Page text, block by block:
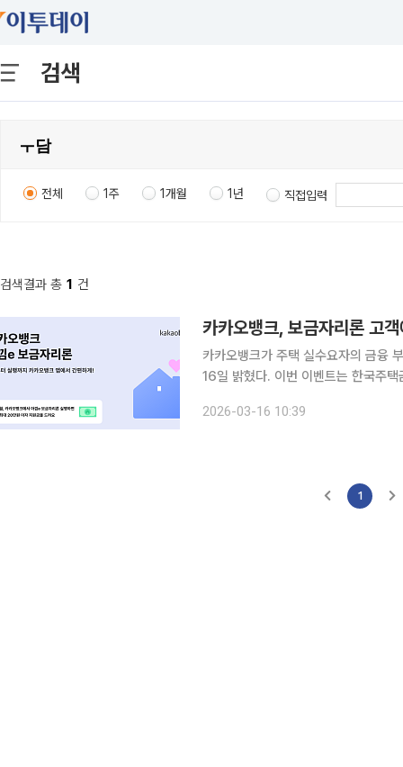
검색
전체 1주 1개월 1년 직접입력
검색결과 총 1 건
카카오뱅크, 보금자리론 고
카카오뱅크가 주택 실수요자의 금융
16일 밝혔다. 이번 이벤트는 한국주택금융공사 아낌e 보금자리론 실행 기관을 카카오뱅크로 선택
2026-03-16 10:39
1